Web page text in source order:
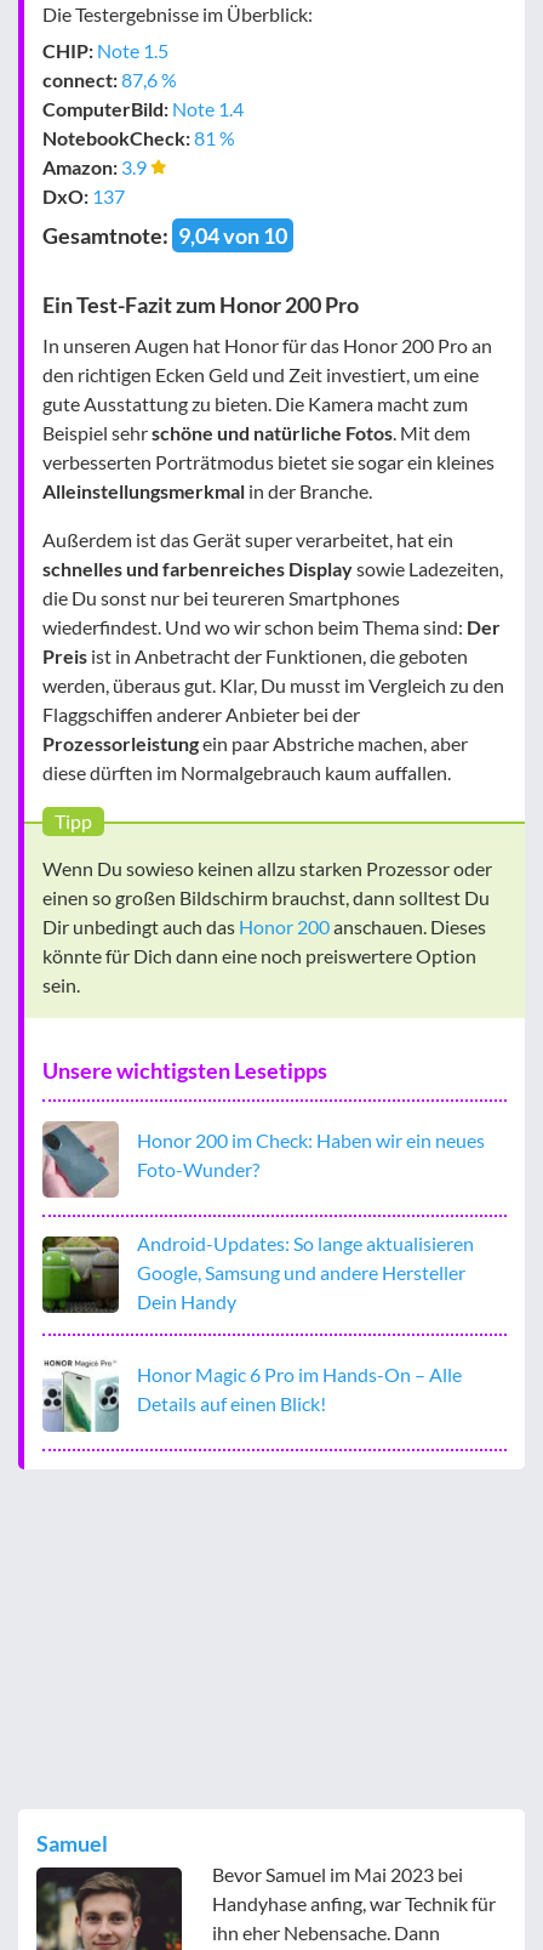
Die Testergebnisse im Überblick:
CHIP: Note 1.5
connect:87,6 %
Computer­Bild: Note 1.4
Notebook­Check:81 %
Amazon: 3.9
DxO: 137
Gesamtnote: 9,04 von 10
Ein Test-Fazit zum Honor 200 Pro
In unseren Augen hat Honor für das Honor 200 Pro an
den richtigen Ecken Geld und Zeit investiert, um eine
gute Ausstattung zu bieten. Die Kamera macht zum
Beispiel sehrschöne und natürliche Fotos. Mit dem
verbesserten Porträtmodus bietet sie sogar ein kleines
Alleinstellungsmerkmal in der Branche.
Außerdem ist das Gerät super verarbeitet, hat ein
schnelles und farbenreiches Displaysowie Ladezeiten,
die Du sonst nur bei teureren Smartphones
wiederfindest. Und wo wir schon beim Thema sind: Der
Preis ist in Anbetracht der Funktionen, die geboten
werden, überaus gut. Klar, Du musst im Vergleich zu den
Flaggschiffen anderer Anbieter bei der
Prozessorleistungein paar Abstriche machen, aber
diese dürften im Normalgebrauch kaum auffallen.
Tipp
Wenn Du sowieso keinen allzu starken Prozessor oder
einen so großen Bildschirm brauchst, dann solltest Du
Dir unbedingt auch das Honor 200anschauen. Dieses
könnte für Dich dann eine noch preiswertere Option
sein.
Unsere wichtigsten Lesetipps
Honor 200 im Check: Haben wir ein neues
Foto-Wunder?
Android-Updates: So lange aktualisieren
Google, Samsung und andere Hersteller
Dein Handy
Honor Magic 6 Pro im Hands-On – Alle
Details auf einen Blick!
Samuel
Bevor Samuel im Mai 2023 bei
Handyhase anfing, war Technik für
ihn eher Nebensache. Dann